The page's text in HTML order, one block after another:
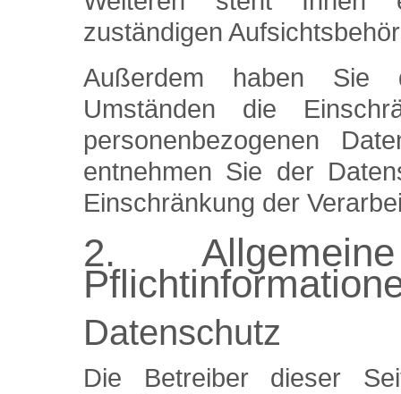
zuständigen
Außerdem haben Sie
Umständen die
personenbezogenen
entnehmen Sie der
Einschränkung der
2.
Datenschutz
Die Betreiber dieser